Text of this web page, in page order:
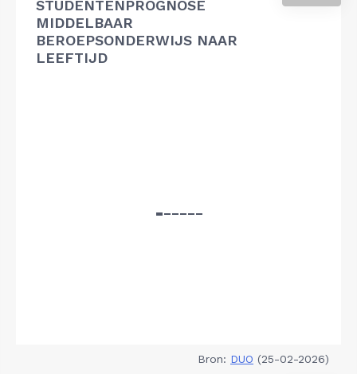
STUDENTENPROGNOSE
MIDDELBAAR
BEROEPSONDERWIJS NAAR
LEEFTIJD
Bron: DUO (25-02-2026)